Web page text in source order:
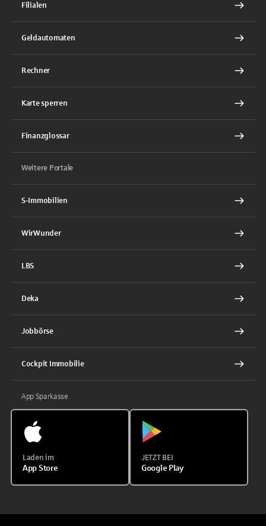
Filialen
Geldautomaten
Rechner
Karte sperren
Finanzglossar
Weitere Portale
S-Immobilien
WirWunder
LBS
Deka
Jobbörse
Cockpit Immobilie
App Sparkasse
Laden im
App Store
JETZT BEI
Google Play